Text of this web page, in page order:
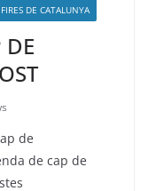
FIRES DE CATALUNYA
DE
de
de cap de